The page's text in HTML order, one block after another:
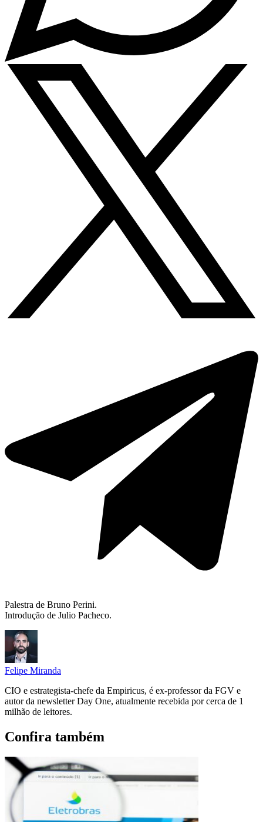
Palestra de Bruno Perini.
Introdução de Julio Pacheco.
Felipe Miranda
CIO e estrategista-chefe da Empiricus, é ex-professor da FGV e
autor da newsletter Day One, atualmente recebida por cerca de 1
milhão de leitores.
Confira também